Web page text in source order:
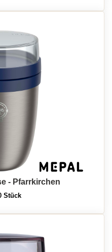
- Pfarrkirchen
Stück